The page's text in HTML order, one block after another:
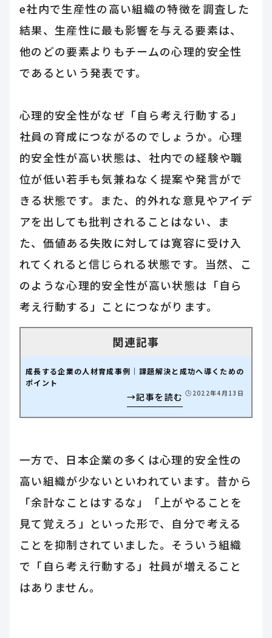
e社内で生産性の高い組織の特徴を調査した
結果、生産性に最も影響を与える要素は、
他のどの要素よりもチームの心理的安全性
であるという発表です。
心理的安全性がなぜ「自ら考え行動する」
社員の育成につながるのでしょうか。心理
的安全性が高い状態は、社内での経験や職
位が低い若手も気兼ねなく提案や発言がで
きる状態です。また、的外れな意見やアイデ
アを出しても批判されることはない、ま
た、価値ある失敗に対しては寛容に受け入
れてくれると信じられる状態です。当然、こ
のような心理的安全性が高い状態は「自ら
考え行動する」ことにつながります。
成長する企業の人材育成事例｜課題解決と成功へ導くための
ポイント
🕒️2022年4月13日
一方で、日本企業の多くは心理的安全性の
高い組織が少ないといわれています。昔から
「余計なことはするな」「上がやることを
見て覚えろ」といった形で、自分で考える
ことを抑制されていました。そういう組織
で「自ら考え行動する」社員が増えること
はありません。